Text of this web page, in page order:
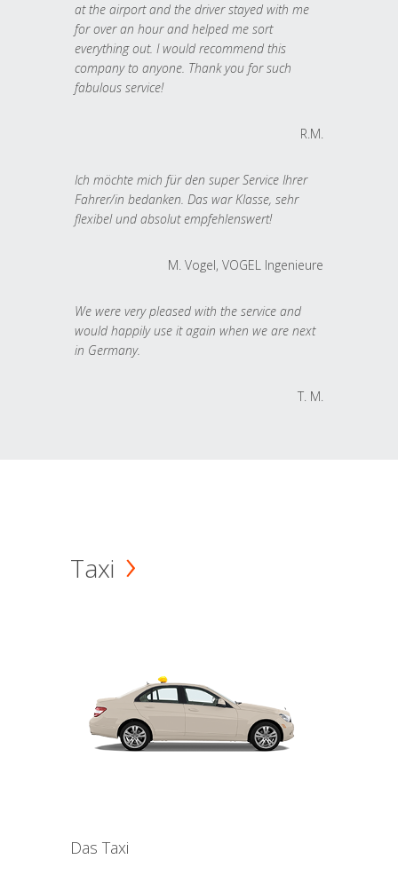
at the airport and the driver stayed with me
for over an hour and helped me sort
everything out. I would recommend this
company to anyone. Thank you for such
fabulous service!
R.M.
Ich möchte mich für den super Service Ihrer
Fahrer/in bedanken. Das war Klasse, sehr
flexibel und absolut empfehlenswert!
M. Vogel, VOGEL Ingenieure
We were very pleased with the service and
would happily use it again when we are next
in Germany.
T. M.
Taxi
Das Taxi